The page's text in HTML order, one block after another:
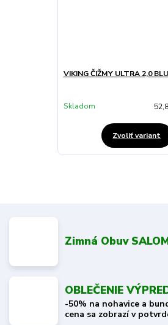
VIKING ČIŽMY ULTRA 2,0
Skladom
Zvoliť variant
Zimná Obuv
OBLEČENIE
-50% na nohavice a
cena sa zobrazí v